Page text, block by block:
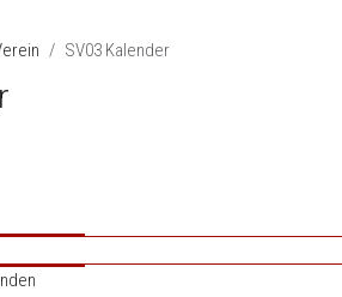
SV03 Kalender